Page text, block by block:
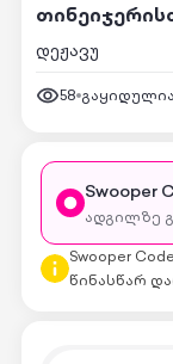
დეჟავუ
58 გაყიდულია
Swooper
ადგილზე
Swooper
წინასწარ